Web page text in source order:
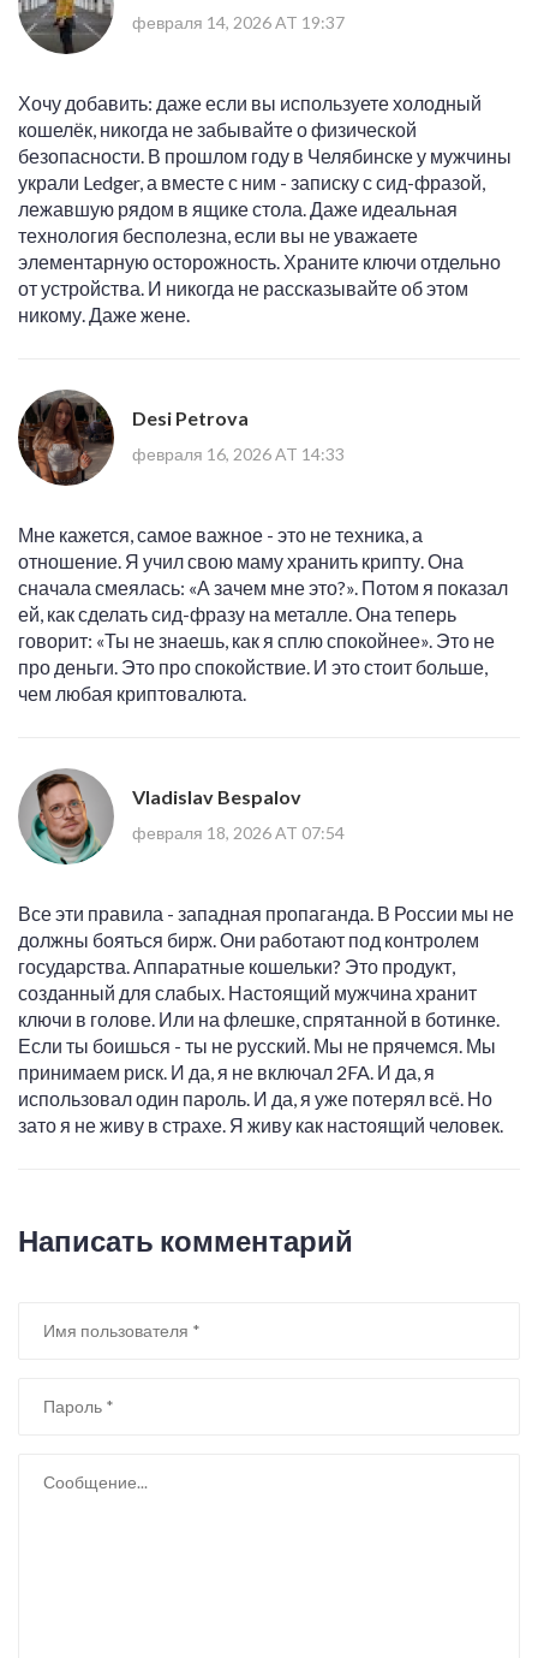
февраля 14, 2026 AT 19:37
Хочу добавить: даже если вы используете холодный
кошелёк, никогда не забывайте о физической
безопасности. В прошлом году в Челябинске у мужчины
украли Ledger, а вместе с ним - записку с сид-фразой,
лежавшую рядом в ящике стола. Даже идеальная
технология бесполезна, если вы не уважаете
элементарную осторожность. Храните ключи отдельно
от устройства. И никогда не рассказывайте об этом
никому. Даже жене.
Desi Petrova
февраля 16, 2026 AT 14:33
Мне кажется, самое важное - это не техника, а
отношение. Я учил свою маму хранить крипту. Она
сначала смеялась: «А зачем мне это?». Потом я показал
ей, как сделать сид-фразу на металле. Она теперь
говорит: «Ты не знаешь, как я сплю спокойнее». Это не
про деньги. Это про спокойствие. И это стоит больше,
чем любая криптовалюта.
Vladislav Bespalov
февраля 18, 2026 AT 07:54
Все эти правила - западная пропаганда. В России мы не
должны бояться бирж. Они работают под контролем
государства. Аппаратные кошельки? Это продукт,
созданный для слабых. Настоящий мужчина хранит
ключи в голове. Или на флешке, спрятанной в ботинке.
Если ты боишься - ты не русский. Мы не прячемся. Мы
принимаем риск. И да, я не включал 2FA. И да, я
использовал один пароль. И да, я уже потерял всё. Но
зато я не живу в страхе. Я живу как настоящий человек.
Написать комментарий